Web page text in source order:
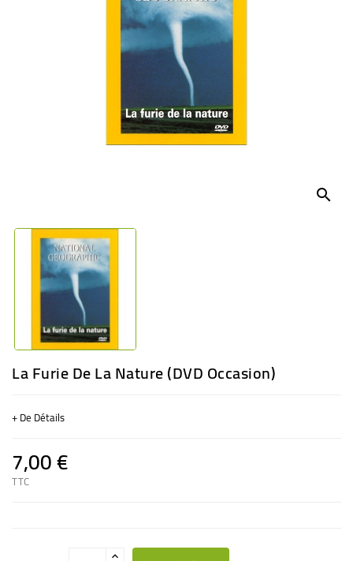
search
La Furie De La Nature (DVD Occasion)
+ De Détails
7,00 €
TTC